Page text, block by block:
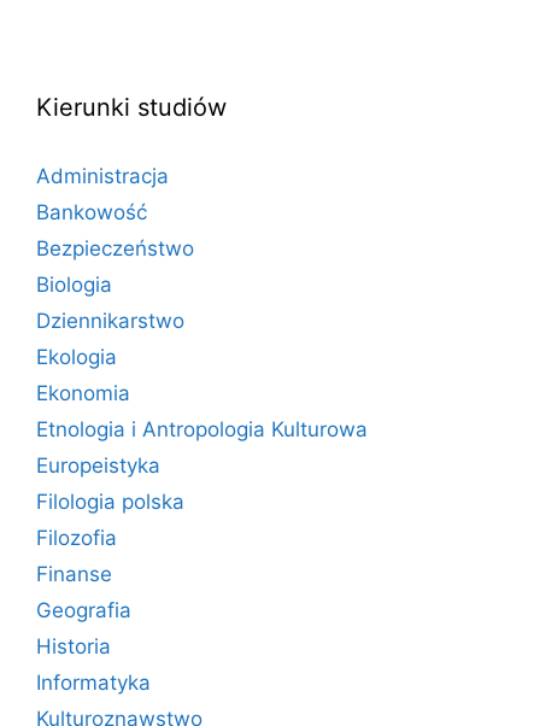
Kierunki studiów
Administracja
Bankowość
Bezpieczeństwo
Biologia
Dziennikarstwo
Ekologia
Ekonomia
Etnologia i Antropologia Kulturowa
Europeistyka
Filologia polska
Filozofia
Finanse
Geografia
Historia
Informatyka
Kulturoznawstwo